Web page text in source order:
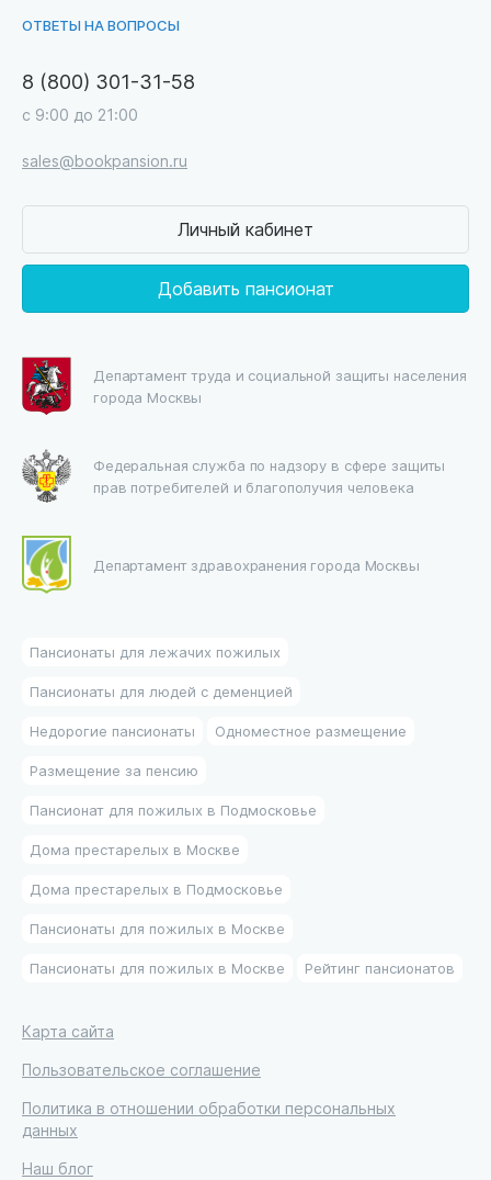
ОТВЕТЫ НА ВОПРОСЫ
8 (800) 301-31-58
с 9:00 до 21:00
sales@bookpansion.ru
Личный кабинет
Добавить пансионат
Департамент труда и социальной защиты населения
города Москвы
Федеральная служба по надзору в сфере защиты
прав потребителей и благополучия человека
Департамент здравохранения города Москвы
Пансионаты для лежачих пожилых
Пансионаты для людей с деменцией
Недорогие пансионаты Одноместное размещение
Размещение за пенсию
Пансионат для пожилых в Подмосковье
Дома престарелых в Москве
Дома престарелых в Подмосковье
Пансионаты для пожилых в Москве
Пансионаты для пожилых в Москве Рейтинг пансионатов
Карта сайта
Пользовательское соглашение
Политика в отношении обработки персональных
данных
Наш блог